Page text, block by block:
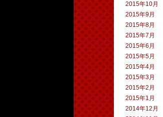
2015年10月
2015年9月
2015年8月
2015年7月
2015年6月
2015年5月
2015年4月
2015年3月
2015年2月
2015年1月
2014年12月